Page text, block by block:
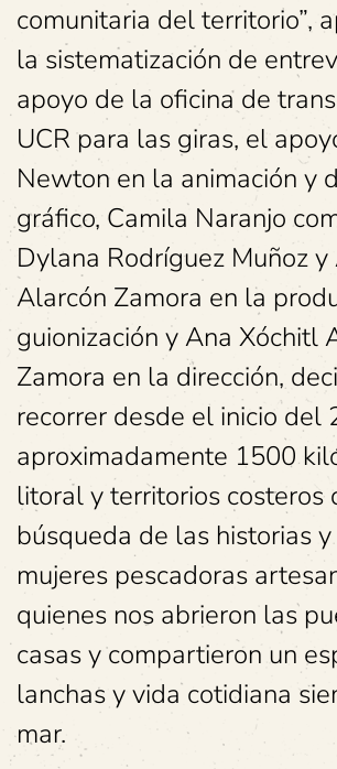
comunitaria del territorio”,
la sistematización de
apoyo de la oficina de
UCR para las giras, el
Newton en la animación y
gráfico, Camila Naranjo
Dylana Rodríguez Muñoz
Alarcón Zamora en la
guionización y Ana Xóchitl
Zamora en la dirección,
recorrer desde el inicio del
aproximadamente 1500
litoral y territorios costeros
búsqueda de las historias
mujeres pescadoras
quienes nos abrieron las
casas y compartieron un
lanchas y vida cotidiana
mar.